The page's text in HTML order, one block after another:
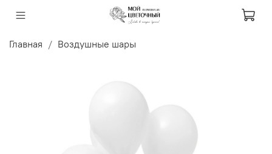
Главная Воздушные шары